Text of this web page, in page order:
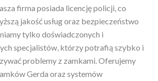
firma posiada licencję policji, co
jakość usług oraz bezpieczeństwo
tylko doświadczonych i
specjalistów, którzy potrafią szybko i
problemy z zamkami. Oferujemy
Gerda oraz systemów